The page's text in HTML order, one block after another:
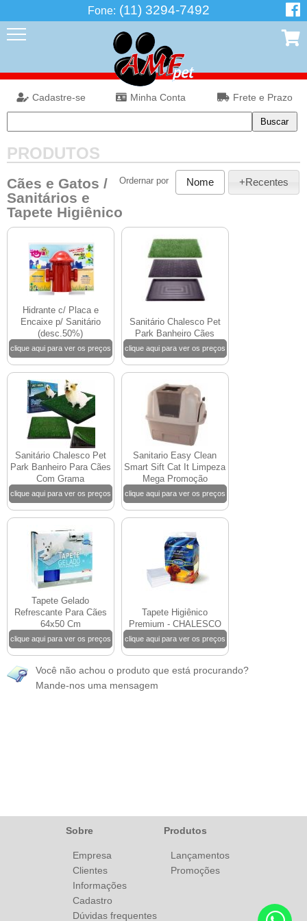
Fone: (11) 3294-7492
Cadastre-se Minha Conta Frete e Prazo
PRODUTOS
Ordernar por Nome +Recentes
Cães e Gatos /
Sanitários e
Tapete Higiênico
Hidrante c/ Placa e
Encaixe p/ Sanitário
(desc.50%)
clique aqui para ver os preços
Sanitário Chalesco Pet
Park Banheiro Cães
clique aqui para ver os preços
Sanitário Chalesco Pet
Park Banheiro Para Cães
Com Grama
clique aqui para ver os preços
Sanitario Easy Clean
Smart Sift Cat It Limpeza
Mega Promoção
clique aqui para ver os preços
Tapete Gelado
Refrescante Para Cães
64x50 Cm
clique aqui para ver os preços
Tapete Higiênico
Premium - CHALESCO
clique aqui para ver os preços
Você não achou o produto que está procurando?
Mande-nos uma mensagem
Sobre
Empresa
Clientes
Informações
Cadastro
Dúvidas frequentes
Produtos
Lançamentos
Promoções